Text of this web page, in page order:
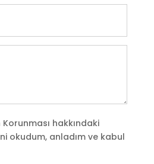
hakkındaki
okudum, anladım ve kabul